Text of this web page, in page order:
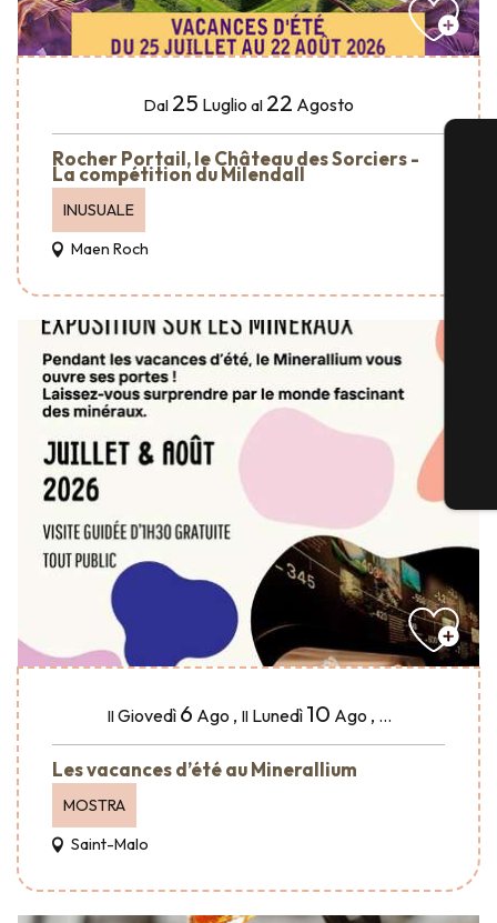
Dal 25 Luglio al 22 Agosto
Rocher Portail, le Château des Sorciers -
La compétition du Milendall
INUSUALE
Maen Roch
IlGiovedì 6 Ago , Il Lunedì 10 Ago , ...
Les vacances d’été au Minerallium
MOSTRA
Saint-Malo